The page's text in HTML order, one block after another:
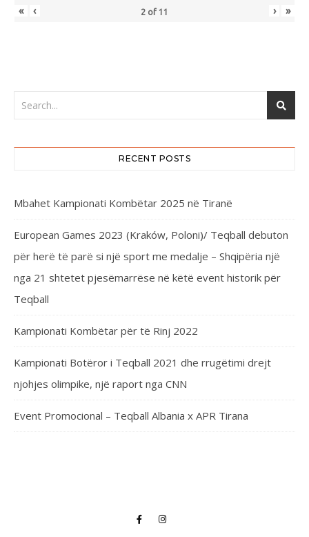
« ‹ 2 of 11 › »
RECENT POSTS
Mbahet Kampionati Kombëtar 2025 në Tiranë
European Games 2023 (Kraków, Poloni)/ Teqball debuton
për herë të parë si një sport me medalje – Shqipëria një
nga 21 shtetet pjesëmarrëse në këtë event historik për
Teqball
Kampionati Kombëtar për të Rinj 2022
Kampionati Botëror i Teqball 2021 dhe rrugëtimi drejt
njohjes olimpike, një raport nga CNN
Event Promocional – Teqball Albania x APR Tirana